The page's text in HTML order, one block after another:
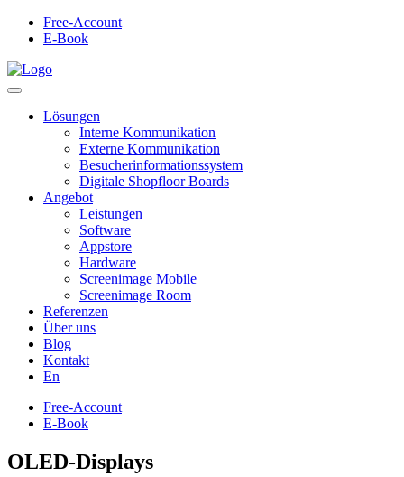
Free-Account
E-Book
Lösungen
Interne Kommunikation
Externe Kommunikation
Besucherinformationssystem
Digitale Shopfloor Boards
Angebot
Leistungen
Software
Appstore
Hardware
Screenimage Mobile
Screenimage Room
Referenzen
Über uns
Blog
Kontakt
En
Free-Account
E-Book
OLED-Displays